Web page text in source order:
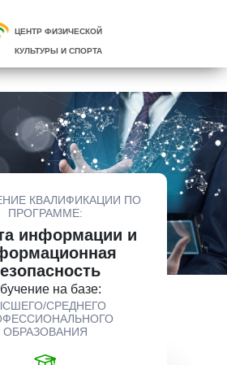
ЦЕНТР ФИЗИЧЕСКОЙ
КУЛЬТУРЫ И СПОРТА
КВАЛИФИКАЦИИ ПО
ПРОГРАММЕ:
информации и
на базе:
СРЕДНЕГО
ОБРАЗОВАНИЯ